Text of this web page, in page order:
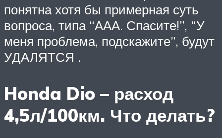
понятна хотя бы примерная суть
вопроса, типа “ААА. Спасите!”, “У
меня проблема, подскажите”, будут
УДАЛЯТСЯ .
Honda Dio – расход
4,5л/100км. Что делать?